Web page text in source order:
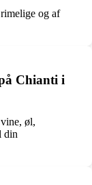
og af
Chianti i
øl,
din